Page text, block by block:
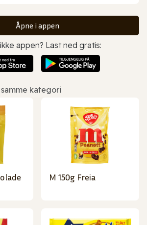
Åpne i appen
appen? Last ned gratis:
kategori
M 150g Freia